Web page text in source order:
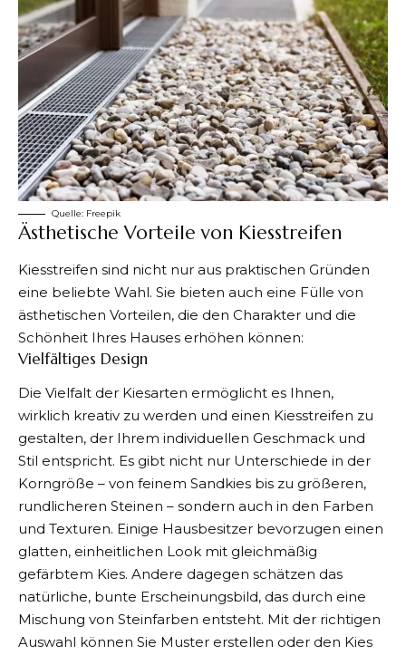
Quelle: Freepik
Ästhetische Vorteile von Kiesstreifen
Kiesstreifen sind nicht nur aus praktischen Gründen
eine beliebte Wahl. Sie bieten auch eine Fülle von
ästhetischen Vorteilen, die den Charakter und die
Schönheit Ihres Hauses erhöhen können:
Vielfältiges Design
Die Vielfalt der Kiesarten ermöglicht es Ihnen,
wirklich kreativ zu werden und einen Kiesstreifen zu
gestalten, der Ihrem individuellen Geschmack und
Stil entspricht. Es gibt nicht nur Unterschiede in der
Korngröße – von feinem Sandkies bis zu größeren,
rundlicheren Steinen – sondern auch in den Farben
und Texturen. Einige Hausbesitzer bevorzugen einen
glatten, einheitlichen Look mit gleichmäßig
gefärbtem Kies. Andere dagegen schätzen das
natürliche, bunte Erscheinungsbild, das durch eine
Mischung von Steinfarben entsteht. Mit der richtigen
Auswahl können Sie Muster erstellen oder den Kies